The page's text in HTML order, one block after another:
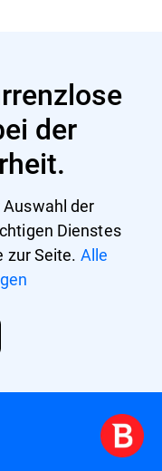
der
der
Dienstes
zur Seite. Alle